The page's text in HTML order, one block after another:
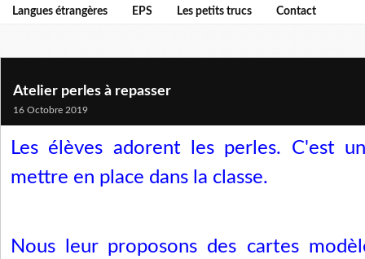
Langues étrangères EPS Les petits trucs Contact
Atelier perles à repasser
16 Octobre 2019
Les élèves adorent les perles. C'est
mettre en place dans la classe.
Nous leur proposons des cartes